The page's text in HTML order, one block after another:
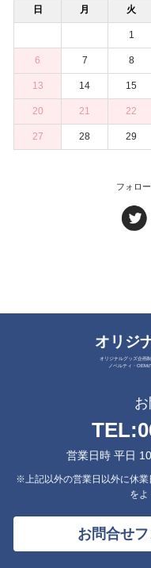
日 月 火
1
6 7 8
13 14 15
20 21 22
27 28 29
フォロ
オリジ
オリジナルグッズ企画
ノベルティ・OEM
TEL:
営業日時 平日
※上記以外の営業日以外に休業
をよ
お問合せ